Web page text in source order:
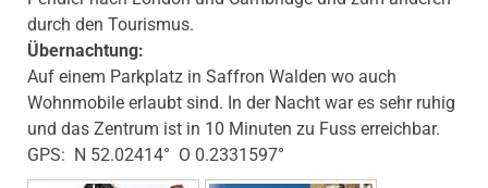
durch den Tourismus.
Übernachtung:
Auf einem Parkplatz in Saffron Walden wo auch
Wohnmobile erlaubt sind. In der Nacht war es sehr ruhig
und das Zentrum ist in 10 Minuten zu Fuss erreichbar.
GPS: N 52.02414° O 0.2331597°